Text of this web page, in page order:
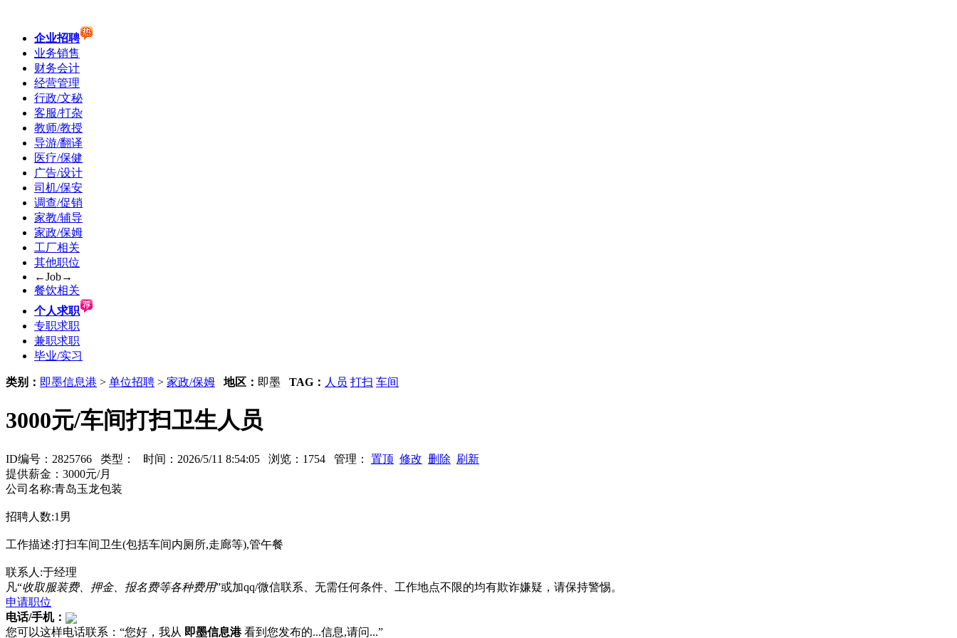
企业招聘
业务销售
财务会计
经营管理
行政/文秘
客服/打杂
教师/教授
导游/翻译
医疗/保健
广告/设计
司机/保安
调查/促销
家教/辅导
家政/保姆
工厂相关
其他职位
←Job→
餐饮相关
个人求职
专职求职
兼职求职
毕业/实习
类别： 即墨信息港 > 单位招聘 > 家政/保姆 地区： 即墨 TAG： 人员 打扫 车间
3000元/车间打扫卫生人员
ID编号：2825766 类型： 时间：2026/5/11 8:54:05 浏览：1754 管理： 置顶 修改 删除 刷新
提供薪金：3000元/月
公司名称:青岛玉龙包装
招聘人数:1男
工作描述:打扫车间卫生(包括车间内厕所,走廊等),管午餐
联系人:于经理
凡“收取服装费、押金、报名费等各种费用”或加qq/微信联系、无需任何条件、工作地点不限的均有欺诈嫌疑，请保持警惕。
申请职位
电话/手机：
您可以这样电话联系：“您好，我从 即墨信息港看到您发布的...信息,请问...”